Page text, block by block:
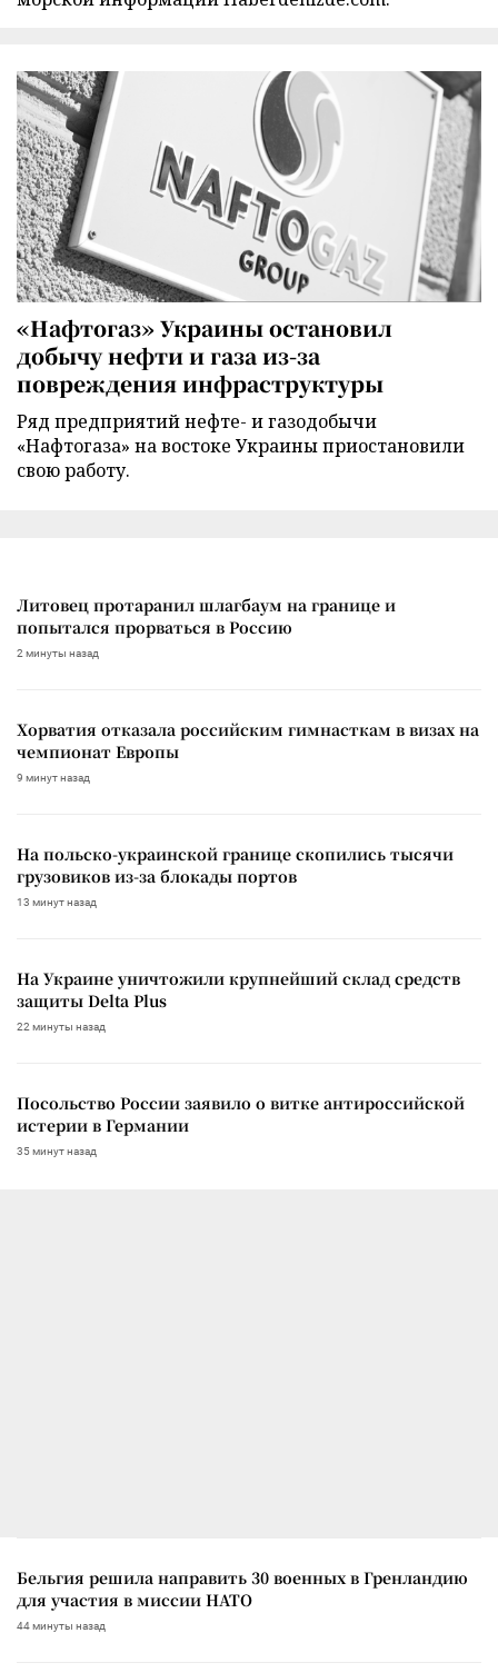
«Нафтогаз» Украины остановил
добычу нефти и газа из-за
повреждения инфраструктуры
Ряд предприятий нефте- и газодобычи
«Нафтогаза» на востоке Украины приостановили
свою работу.
Литовец протаранил шлагбаум на границе и
попытался прорваться в Россию
2 минуты назад
Хорватия отказала российским гимнасткам в визах на
чемпионат Европы
9 минут назад
На польско-украинской границе скопились тысячи
грузовиков из-за блокады портов
13 минут назад
На Украине уничтожили крупнейший склад средств
защиты Delta Plus
22 минуты назад
Посольство России заявило о витке антироссийской
истерии в Германии
35 минут назад
Бельгия решила направить 30 военных в Гренландию
для участия в миссии НАТО
44 минуты назад